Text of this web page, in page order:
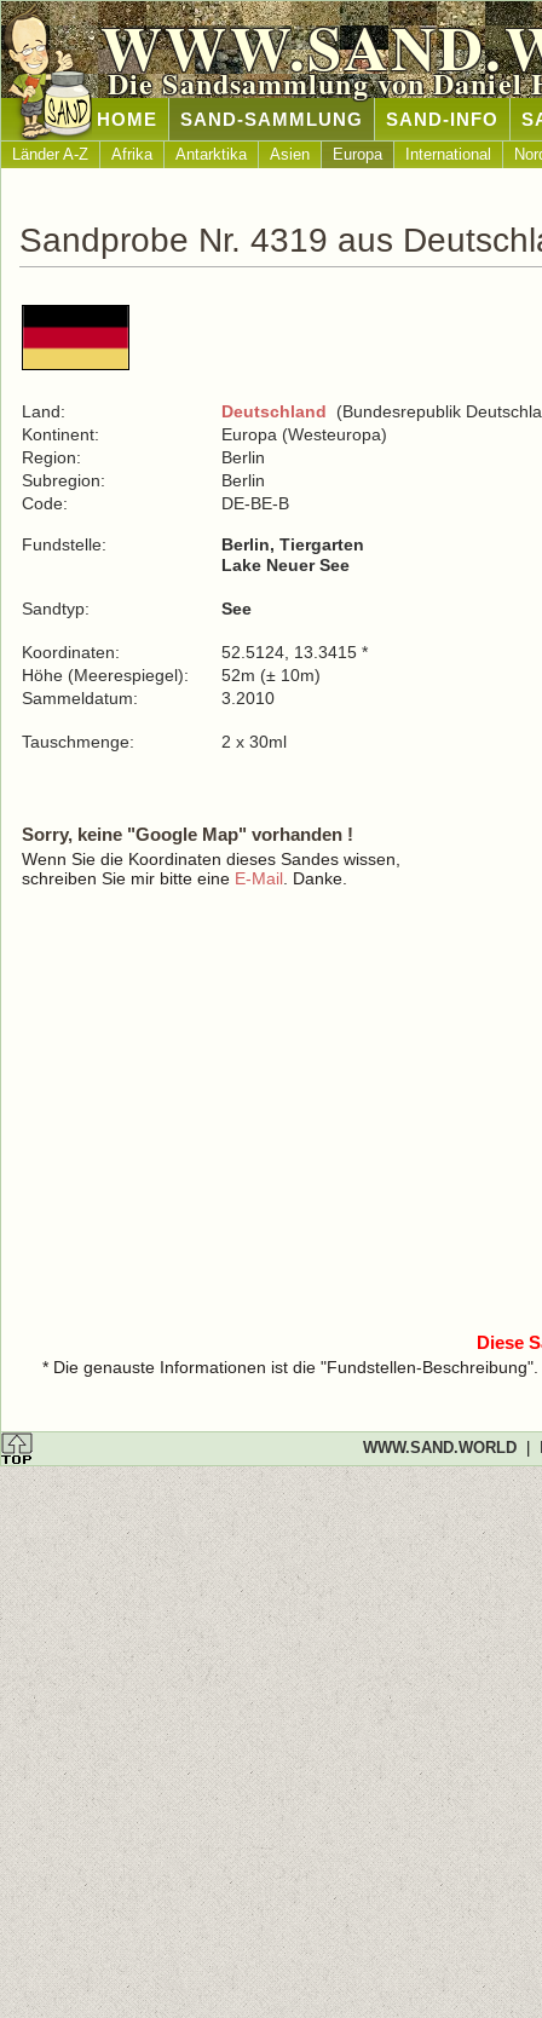
Die Sandsammlung von Daniel
HOME SAND-SAMMLUNG SAND-INFO
Länder A-Z Afrika Antarktika Asien Europa International
Sandprobe Nr. 4319 aus
Land: Deutschland (Bundesrepublik
Kontinent:
Europa (Westeuropa)
Region:
Berlin
Subregion:
Berlin
Code:
DE-BE-B
Fundstelle:
Berlin, Tiergarten
Lake Neuer See
Sandtyp: See
Koordinaten:
52.5124, 13.3415 *
Höhe (Meerespiegel):
52m (± 10m)
Sammeldatum:
3.2010
Tauschmenge: 2 x 30ml
Sorry, keine "Google Map" vorhanden !
Wenn Sie die Koordinaten dieses Sandes wissen,
schreiben Sie mir bitte eine E-Mail . Danke.
Diese
* Die genauste Informationen ist die "Fundstellen-
WWW.SAND.WORLD|